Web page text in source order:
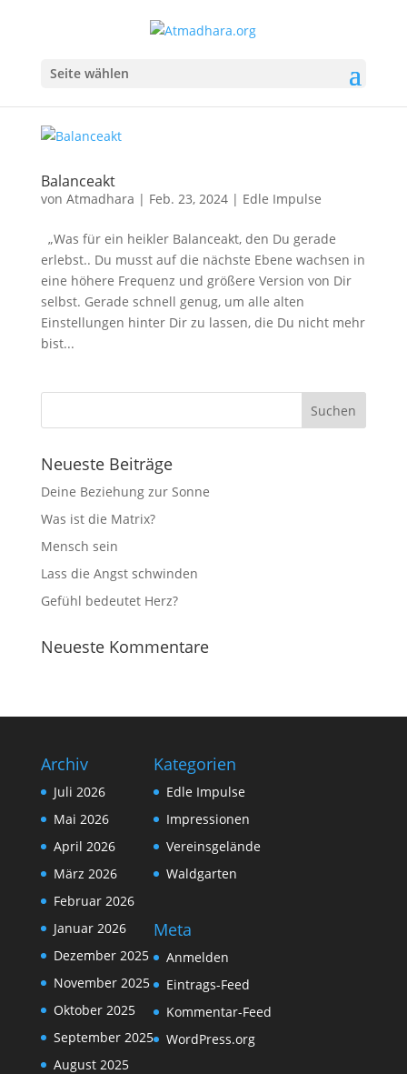
Seite wählen
Balanceakt
von Atmadhara | Feb. 23, 2024| Edle Impulse
„Was für ein heikler Balanceakt, den Du gerade
erlebst.. Du musst auf die nächste Ebene wachsen in
eine höhere Frequenz und größere Version von Dir
selbst. Gerade schnell genug, um alle alten
Einstellungen hinter Dir zu lassen, die Du nicht mehr
bist...
Neueste Beiträge
Deine Beziehung zur Sonne
Was ist die Matrix?
Mensch sein
Lass die Angst schwinden
Gefühl bedeutet Herz?
Neueste Kommentare
Archiv
Juli 2026
Mai 2026
April 2026
März 2026
Februar 2026
Januar 2026
Dezember 2025
November 2025
Oktober 2025
September 2025
August 2025
Kategorien
Edle Impulse
Impressionen
Vereinsgelände
Waldgarten
Meta
Anmelden
Eintrags-Feed
Kommentar-Feed
WordPress.org